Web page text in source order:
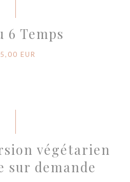
6 Temps
EUR
végétarien
sur demande